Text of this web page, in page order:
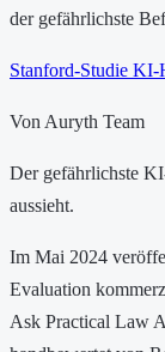
der gefährlichste
Stanford-Studie KI-
Von Auryth Team
Der gefährlichste
aussieht.
Im Mai 2024
Evaluation
Ask Practical Law